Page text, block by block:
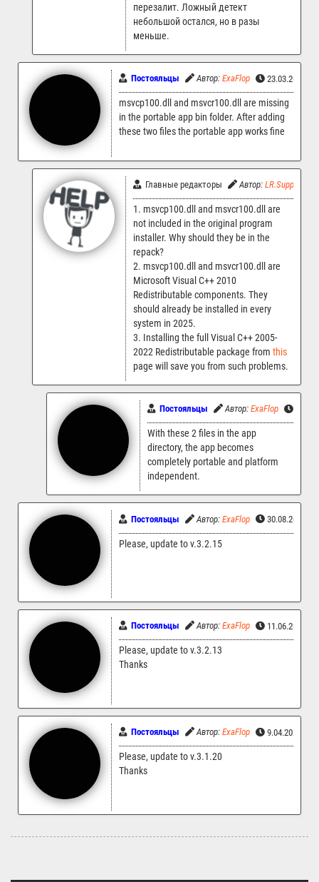
перезалит. Ложный детект
небольшой остался, но в разы
меньше.
Постояльцы Автор: ExaFlop 23.03.2025
msvcp100.dll and msvcr100.dll are missing
in the portable app bin folder. After adding
these two files the portable app works fine
Главные редакторы Автор: LR.Support
1. msvcp100.dll and msvcr100.dll are
not included in the original program
installer. Why should they be in the
repack?
2. msvcp100.dll and msvcr100.dll are
Microsoft Visual C++ 2010
Redistributable components. They
should already be installed in every
system in 2025.
3. Installing the full Visual C++ 2005-
2022 Redistributable package from this
page will save you from such problems.
Постояльцы Автор: ExaFlop
With these 2 files in the app
directory, the app becomes
completely portable and platform
independent.
Постояльцы Автор: ExaFlop 30.08.2024
Please, update to v.3.2.15
Постояльцы Автор: ExaFlop 11.06.2024
Please, update to v.3.2.13
Thanks
Постояльцы Автор: ExaFlop 9.04.2024
Please, update to v.3.1.20
Thanks